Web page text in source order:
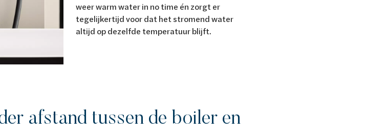
weer warm water in no time én zorgt er
tegelijkertijd voor dat het stromend water
altijd op dezelfde temperatuur blijft.
afstand tussen de boiler en